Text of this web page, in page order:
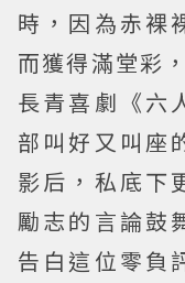
時，因為赤裸
而獲得滿堂彩
長青喜劇《六
部叫好又叫座
影后，私底下
勵志的言論鼓
告白這位零負